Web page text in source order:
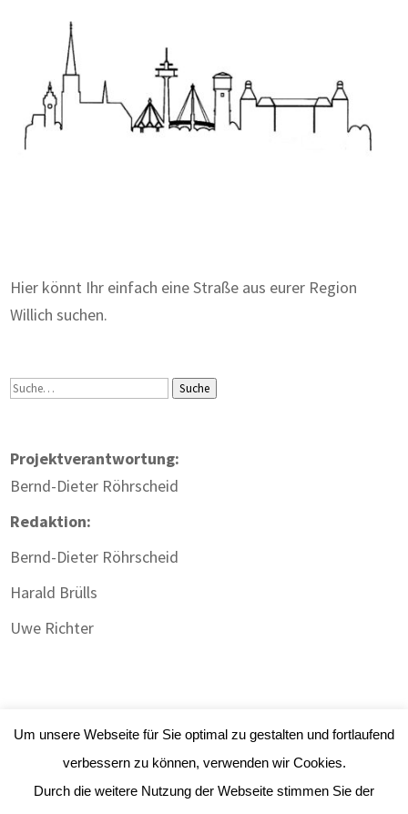
Hier könnt Ihr einfach eine Straße aus eurer Region
Willich suchen.
Suche Suche
Projektverantwortung:
Bernd-Dieter Röhrscheid
Redaktion:
Bernd-Dieter Röhrscheid
Harald Brülls
Uwe Richter
Um unsere Webseite für Sie optimal zu gestalten und fortlaufend
verbessern zu können, verwenden wir Cookies.
Durch die weitere Nutzung der Webseite stimmen Sie der